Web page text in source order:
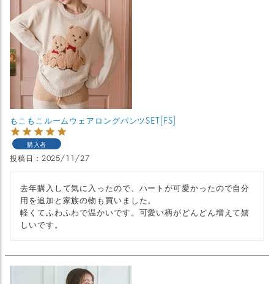
もこもこルームウェアロングパンツSET[FS]
購入者
投稿日 2025/11/27
去年購入して気に入ったので、ハートが可愛かったので自分
用を追加と家族の物も買いました。
軽くてふわふわで温かいです。可愛い柄がどんどん増えて嬉
しいです。